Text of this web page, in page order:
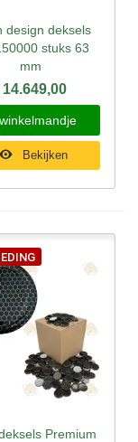
design deksels
stuks 63
mm
14.649,00
Bekijken
Premium